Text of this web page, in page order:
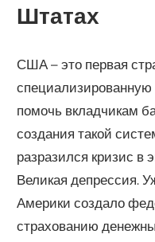
Штатах
США – это первая
специализированную
помочь вкладчикам
создания такой
разразился кризис в
Великая депрессия.
Америки создало
страхованию